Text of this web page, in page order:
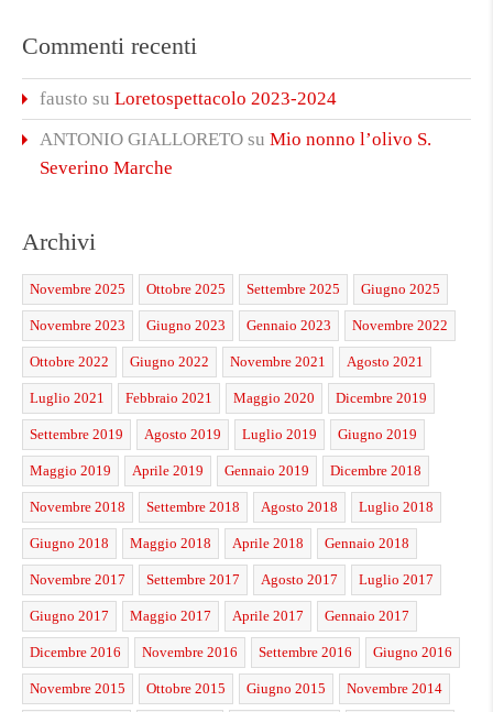
Commenti recenti
fausto su Loretospettacolo 2023-2024
ANTONIO GIALLORETO su Mio nonno l’olivo S.
Severino Marche
Archivi
Novembre 2025 Ottobre 2025 Settembre 2025 Giugno 2025
Novembre 2023 Giugno 2023 Gennaio 2023 Novembre 2022
Ottobre 2022 Giugno 2022 Novembre 2021 Agosto 2021
Luglio 2021 Febbraio 2021 Maggio 2020 Dicembre 2019
Settembre 2019 Agosto 2019 Luglio 2019 Giugno 2019
Maggio 2019 Aprile 2019 Gennaio 2019 Dicembre 2018
Novembre 2018 Settembre 2018 Agosto 2018 Luglio 2018
Giugno 2018 Maggio 2018 Aprile 2018 Gennaio 2018
Novembre 2017 Settembre 2017 Agosto 2017 Luglio 2017
Giugno 2017 Maggio 2017 Aprile 2017 Gennaio 2017
Dicembre 2016 Novembre 2016 Settembre 2016 Giugno 2016
Novembre 2015 Ottobre 2015 Giugno 2015 Novembre 2014